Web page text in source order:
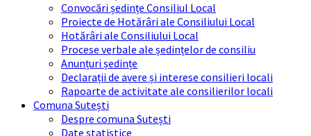
Convocări ședințe Consiliul Local
Proiecte de Hotărâri ale Consiliului Local
Hotărâri ale Consiliului Local
Procese verbale ale ședințelor de consiliu
Anunțuri ședințe
Declarații de avere și interese consilieri locali
Rapoarte de activitate ale consilierilor locali
Comuna Sutești
Despre comuna Sutești
Date statistice